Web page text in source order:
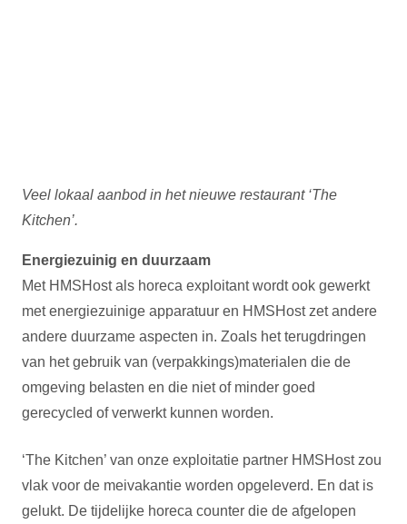
Veel lokaal aanbod in het nieuwe restaurant ‘The
Kitchen’.
Energiezuinig en duurzaam
Met HMSHost als horeca exploitant wordt ook gewerkt
met energiezuinige apparatuur en HMSHost zet andere
andere duurzame aspecten in. Zoals het terugdringen
van het gebruik van (verpakkings)materialen die de
omgeving belasten en die niet of minder goed
gerecycled of verwerkt kunnen worden.
‘The Kitchen’ van onze exploitatie partner HMSHost zou
vlak voor de meivakantie worden opgeleverd. En dat is
gelukt. De tijdelijke horeca counter die de afgelopen